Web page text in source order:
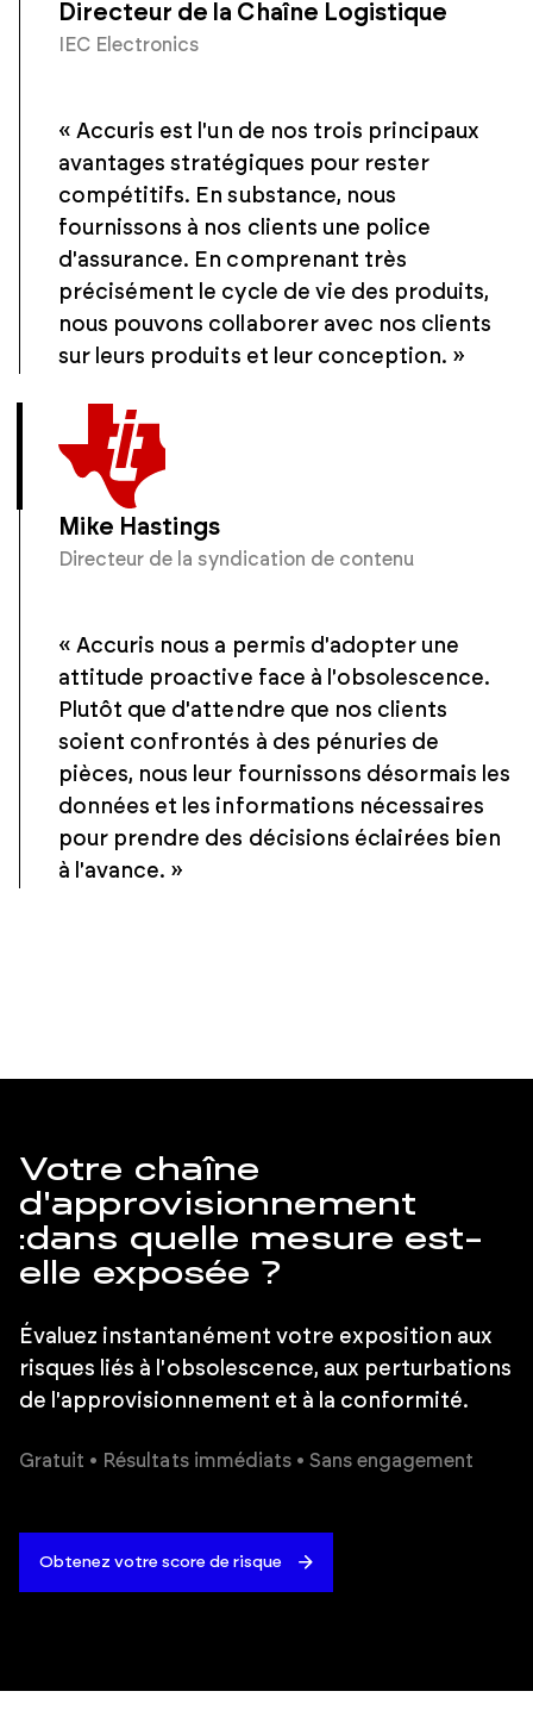
Directeur de la Chaîne Logistique
IEC Electronics
« Accuris est l'un de nos trois principaux
avantages stratégiques pour rester
compétitifs. En substance, nous
fournissons à nos clients une police
d'assurance. En comprenant très
précisément le cycle de vie des produits,
nous pouvons collaborer avec nos clients
sur leurs produits et leur conception. »
Mike Hastings
Directeur de la syndication de contenu
« Accuris nous a permis d'adopter une
attitude proactive face à l'obsolescence.
Plutôt que d'attendre que nos clients
soient confrontés à des pénuries de
pièces, nous leur fournissons désormais les
données et les informations nécessaires
pour prendre des décisions éclairées bien
à l'avance. »
Votre chaîne
d'approvisionnement
:dans quelle mesure est-
elle exposée ?
Évaluez instantanément votre exposition aux
risques liés à l'obsolescence, aux perturbations
de l'approvisionnement et à la conformité.
Gratuit • Résultats immédiats • Sans engagement
Obtenez votre score de risque